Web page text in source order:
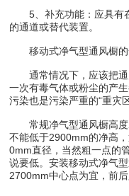
5、补充功能：应具有
的通道或替代装置。
移动式净气型通风橱的
通常情况下，应该把通
一次有毒气体或粉尘的产
污染也是污染严重的“重灾区
常规净气型通风橱高度
不能低于2900mm的净高
0mm直径，当然粗一点的
说要低。安装移动式净气
2700mm中心点为宜，前